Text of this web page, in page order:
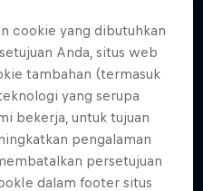
cookie yang dibutuhkan
Anda, situs web
tambahan (termasuk
yang serupa
bekerja, untuk tujuan
pengalaman
persetujuan
dalam footer situs